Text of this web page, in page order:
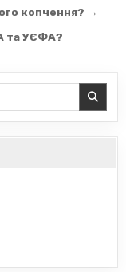
копчення? →
та УЄФА?